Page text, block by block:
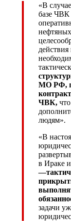
«В
базе
МО РФ,
ЧВК,
людям».
«В
в Ираке
—
задачи